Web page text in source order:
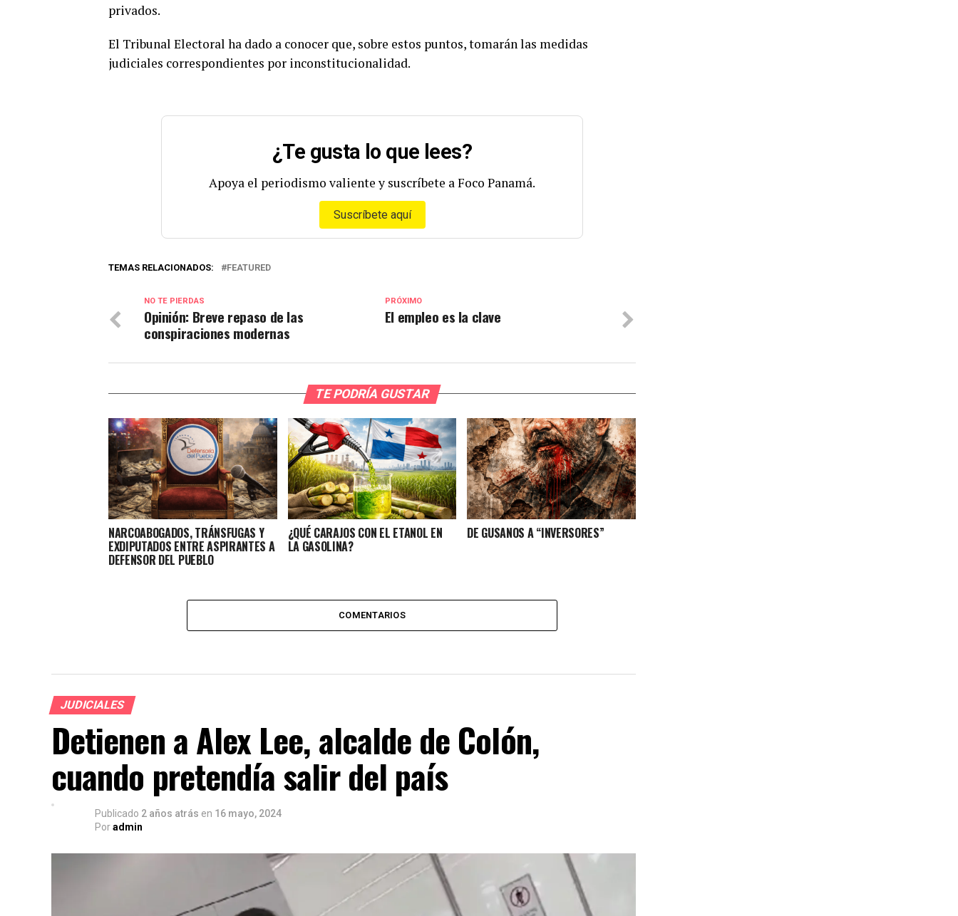
privados.
El Tribunal Electoral ha dado a conocer que, sobre estos puntos, tomarán las medidas
judiciales correspondientes por inconstitucionalidad.
¿Te gusta lo que lees?
Apoya el periodismo valiente y suscríbete a Foco Panamá.
Suscríbete aquí
TEMAS RELACIONADOS: FEATURED
PRÓXIMO
El empleo es la clave
NO TE PIERDAS
Opinión: Breve repaso de las
conspiraciones modernas
TE PODRÍA GUSTAR
NARCOABOGADOS, TRÁNSFUGAS Y
EXDIPUTADOS ENTRE ASPIRANTES A
DEFENSOR DEL PUEBLO
¿QUÉ CARAJOS CON EL ETANOL EN
LA GASOLINA?
DE GUSANOS A “INVERSORES”
COMENTARIOS
JUDICIALES
Detienen a Alex Lee, alcalde de Colón,
cuando pretendía salir del país
Publicado 2 años atrás en 16 mayo, 2024
Poradmin